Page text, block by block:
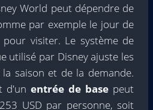
World peut dépendre de
par exemple le jour de
visiter. Le système de
utilisé par Disney ajuste les
saison et de la demande.
d'un entrée de base peut
USD par personne, soit